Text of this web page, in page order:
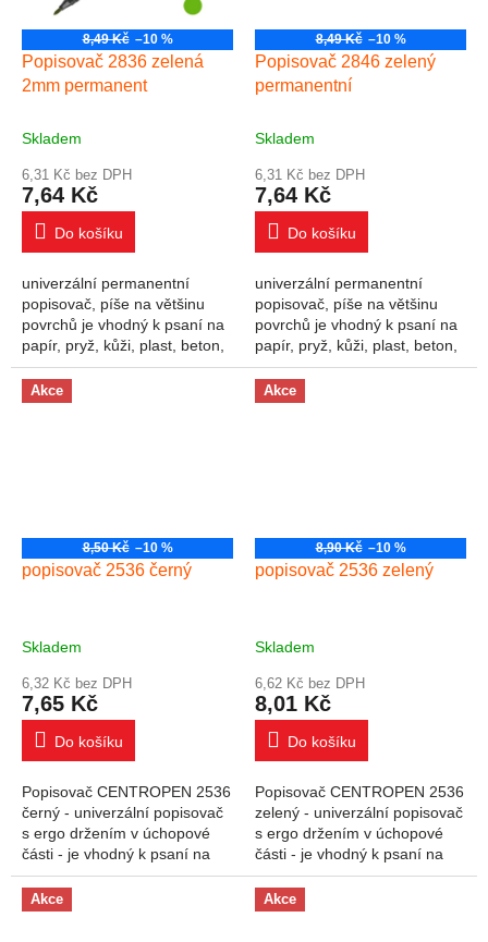
8,49 Kč –10 %
Popisovač 2836 zelená
2mm permanent
Skladem
6,31 Kč bez DPH
7,64 Kč
Do košíku
univerzální permanentní
popisovač, píše na většinu
povrchů je vhodný k psaní na
papír, pryž, kůži, plast, beton,
kámen, dřevo, film, fólie, kov,
sklo, porcelán permanentní,...
8,49 Kč –10 %
Popisovač 2846 zelený
permanentní
Skladem
6,31 Kč bez DPH
7,64 Kč
Do košíku
univerzální permanentní
popisovač, píše na většinu
povrchů je vhodný k psaní na
papír, pryž, kůži, plast, beton,
kámen, dřevo, film, fólie, kov,
sklo, porcelán permanentní,...
Akce
8,50 Kč –10 %
popisovač 2536 černý
Skladem
6,32 Kč bez DPH
7,65 Kč
Do košíku
Popisovač CENTROPEN 2536
černý - univerzální popisovač
s ergo držením v úchopové
části - je vhodný k psaní na
beton, kámen, dřevo, film,
fólie, kov, plast, pryž, sklo,...
Akce
8,90 Kč –10 %
popisovač 2536 zelený
Skladem
6,62 Kč bez DPH
8,01 Kč
Do košíku
Popisovač CENTROPEN 2536
zelený - univerzální popisovač
s ergo držením v úchopové
části - je vhodný k psaní na
beton, kámen, dřevo, film,
fólie, kov, plast, pryž, sklo,...
Akce Akce